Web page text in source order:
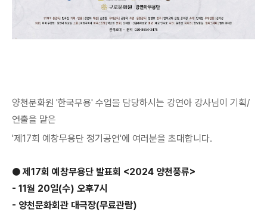
양천문화원 '한국무용' 수업을 담당하시는 강연아 강사님이 기획/
연출을 맡은
'제17회 예창무용단 정기공연'에 여러분을 초대합니다.
● 제17회 예창무용단 발표회 <2024 양천풍류>
- 11월 20일(수) 오후7시
- 양천문화회관 대극장(무료관람)